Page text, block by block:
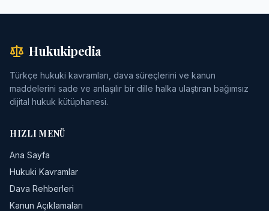
Hukukipedia
Türkçe hukuki kavramları, dava süreçlerini ve kanun
maddelerini sade ve anlaşılır bir dille halka ulaştıran bağımsız
dijital hukuk kütüphanesi.
HIZLI MENÜ
Ana Sayfa
Hukuki Kavramlar
Dava Rehberleri
Kanun Açıklamaları